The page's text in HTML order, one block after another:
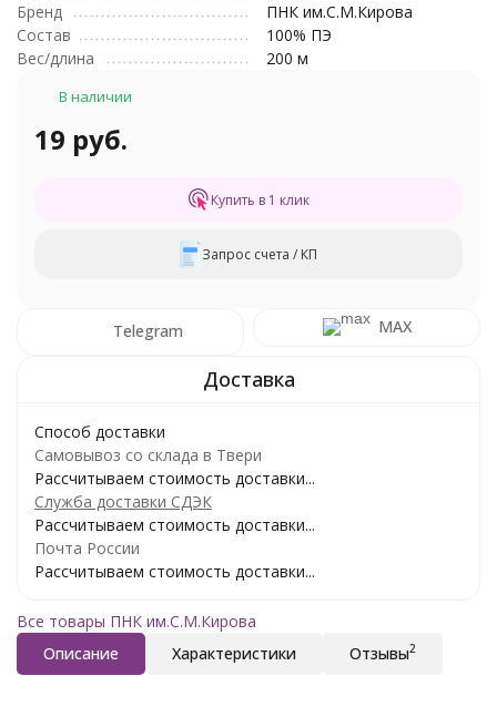
Бренд
ПНК им.С.М.Кирова
Состав
100% ПЭ
Вес/длина
200 м
В наличии
19 руб.
Купить в 1 клик
Запрос счета / КП
Telegram MAX
Способ доставки
Самовывоз со склада в Твери
Рассчитываем стоимость доставки...
Служба доставки СДЭК
Рассчитываем стоимость доставки...
Почта России
Рассчитываем стоимость доставки...
Все товары ПНК им.С.М.Кирова
Описание
Характеристики Отзывы2